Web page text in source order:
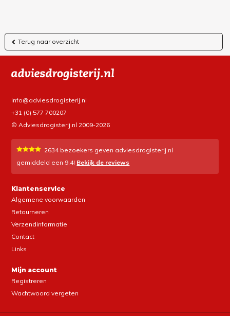
Terug naar overzicht
info@adviesdrogisterij.nl
+31 (0) 577 700207
© Adviesdrogisterij.nl 2009-2026
2634bezoekers geven adviesdrogisterij.nl
gemiddeld een 9.4! Bekijk de reviews
Klantenservice
Algemene voorwaarden
Retourneren
Verzendinformatie
Contact
Links
Mijn account
Registreren
Wachtwoord vergeten